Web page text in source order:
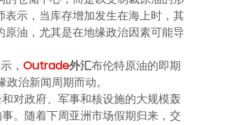
示，当库存增加发生在海上时，其
油，尤其是在地缘政治因素可能导
， Outrade外汇布伦特原油的即期
治新闻周期而动。
对政府、军事和核设施的大规模轰
。随着下周亚洲市场假期归来，交